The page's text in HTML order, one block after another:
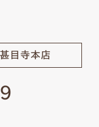
目寺本店